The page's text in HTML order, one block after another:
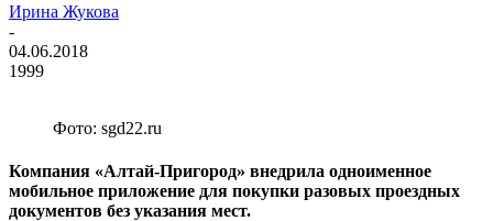
Ирина Жукова
-
04.06.2018
1999
Фото: sgd22.ru
Компания «Алтай-Пригород» внедрила одноименное
мобильное приложение для покупки разовых проездных
документов без указания мест.